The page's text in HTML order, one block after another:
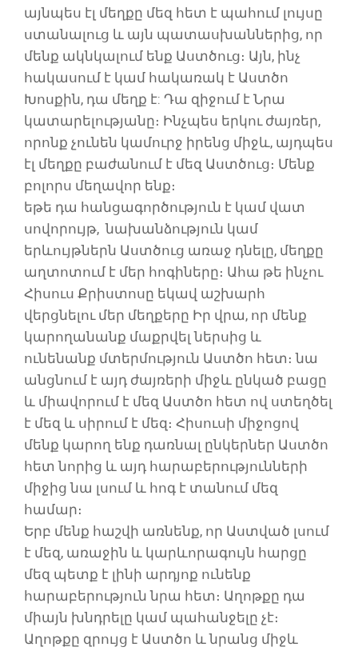
այնպես էլ մեղքը մեզ հետ է պահում լույսը
ստանալուց և այն պատասխաններից, որ
մենք ակնկալում ենք Աստծուց։ Այն, ինչ
հակասում է կամ հակառակ է Աստծո
Խոսքին, դա մեղք է: Դա զիջում է Նրա
կատարելությանը։ Ինչպես երկու ժայռեր,
որոնք չունեն կամուրջ իրենց միջև, այդպես
էլ մեղքը բաժանում է մեզ Աստծուց։ Մենք
բոլորս մեղավոր ենք։
եթե դա հանցագործություն է կամ վատ
սովորույթ, նախանձություն կամ
երևույթներն Աստծուց առաջ դնելը, մեղքը
աղտոտում է մեր հոգիները։ Ահա թե ինչու
Հիսուս Քրիստոսը եկավ աշխարհ
վերցնելու մեր մեղքերը Իր վրա, որ մենք
կարողանանք մաքրվել ներսից և
ունենանք մտերմություն Աստծո հետ։ նա
անցնում է այդ ժայռերի միջև ընկած բացը
և միավորում է մեզ Աստծո հետ ով ստեղծել
է մեզ և սիրում է մեզ։ Հիսուսի միջոցով
մենք կարող ենք դառնալ ընկերներ Աստծո
հետ նորից և այդ հարաբերությունների
միջից նա լսում և հոգ է տանում մեզ
համար։
Երբ մենք հաշվի առնենք, որ Աստված լսում
է մեզ, առաջին և կարևորագույն հարցը
մեզ պետք է լինի արդյոք ունենք
հարաբերություն նրա հետ։ Աղոթքը դա
միայն խնդրելը կամ պահանջելը չէ։
Աղոթքը զրույց է Աստծո և նրանց միջև